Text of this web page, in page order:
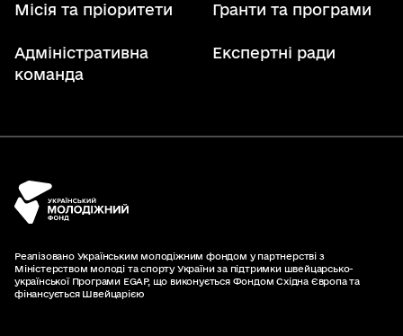
Місія та пріоритети Гранти та програми
Адміністративна
команда
Експертні ради
Реалізовано Українським молодіжним фондом у партнерстві з
Міністерством молоді та спорту України за підтримки швейцарсько-
української Програми EGAP, що виконується Фондом Східна Європа та
фінансується Швейцарією